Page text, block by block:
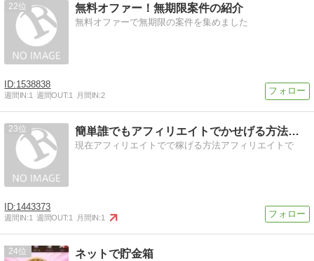
22 無料オファー！無期限案件の紹介
無料オファーで無期限の案件を集めました
1538838
週間IN:1 週間OUT:1 月間IN:2
23 簡単誰でもアフィリエイトでかせげる方法紹介いたします
現在アフィリエイトでで稼げる方法アフィリエイトで
1443373
週間IN:1 週間OUT:1 月間IN:1
24 ネットで貯金箱